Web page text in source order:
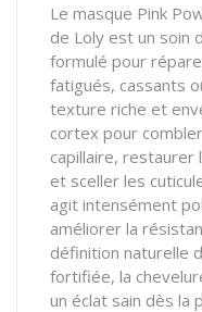
Le masque Pink
de Loly est un soin
formulé pour
fatigués, cassants
texture riche et
cortex pour
capillaire, restaurer
et sceller les
agit intensément
améliorer la
définition naturelle
fortifiée, la
un éclat sain dès la